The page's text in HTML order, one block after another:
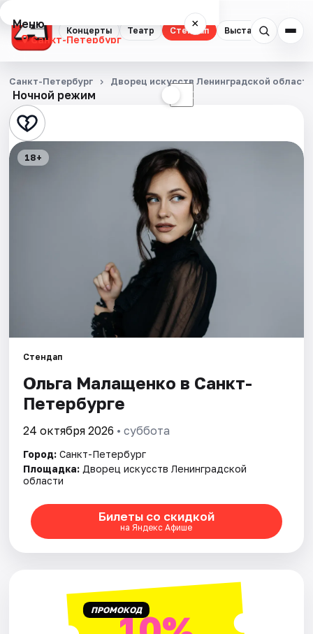
Концерты Театр Стендап Выставки
Меню ×
Санкт-Петербург
Концерты
Театр
Стендап
Площадки
Артисты
Ночной режим ☾
Санкт-Петербург Дворец искусств Ленинградской области
18+
Стендап
Ольга Малащенко в Санкт-
Петербурге
24 октября 2026 • суббота
Город: Санкт-Петербург
Площадка: Дворец искусств Ленинградской
области
Билеты со скидкой
на Яндекс Афише
ПРОМОКОД